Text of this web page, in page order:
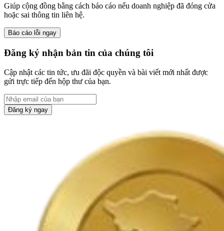
Giúp cộng đồng bằng cách báo cáo nếu doanh nghiệp đã đóng cửa
hoặc sai thông tin liên hệ.
Báo cáo lỗi ngay
Đăng ký nhận bản tin của chúng tôi
Cập nhật các tin tức, ưu đãi độc quyền và bài viết mới nhất được
gửi trực tiếp đến hộp thư của bạn.
Đăng ký ngay